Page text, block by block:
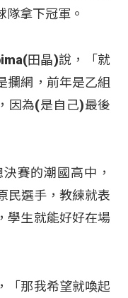
隊拿下冠軍。
田晶)說，「就
攔網，前年是乙組
因為(是自己)最後
賽的潮國高中，
民選手，教練就表
學生就能好好在場
「那我希望就喚起